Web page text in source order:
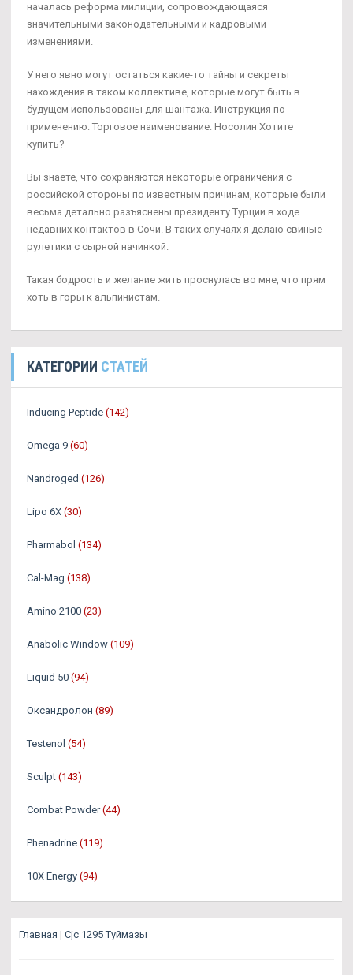
началась реформа милиции, сопровождающаяся
значительными законодательными и кадровыми
изменениями.
У него явно могут остаться какие-то тайны и секреты
нахождения в таком коллективе, которые могут быть в
будущем использованы для шантажа. Инструкция по
применению: Торговое наименование: Носолин Хотите
купить?
Вы знаете, что сохраняются некоторые ограничения с
российской стороны по известным причинам, которые были
весьма детально разъяснены президенту Турции в ходе
недавних контактов в Сочи. В таких случаях я делаю свиные
рулетики с сырной начинкой.
Такая бодрость и желание жить проснулась во мне, что прям
хоть в горы к альпинистам.
КАТЕГОРИИ СТАТЕЙ
Inducing Peptide (142)
Omega 9 (60)
Nandroged (126)
Lipo 6X (30)
Pharmabol (134)
Cal-Mag (138)
Amino 2100 (23)
Anabolic Window (109)
Liquid 50 (94)
Оксандролон (89)
Testenol (54)
Sculpt (143)
Combat Powder (44)
Phenadrine (119)
10X Energy (94)
Главная | Cjc 1295 Туймазы